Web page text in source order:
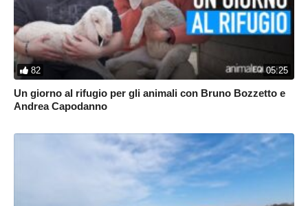
82 05:25
Un giorno al rifugio per gli animali con Bruno Bozzetto e
Andrea Capodanno